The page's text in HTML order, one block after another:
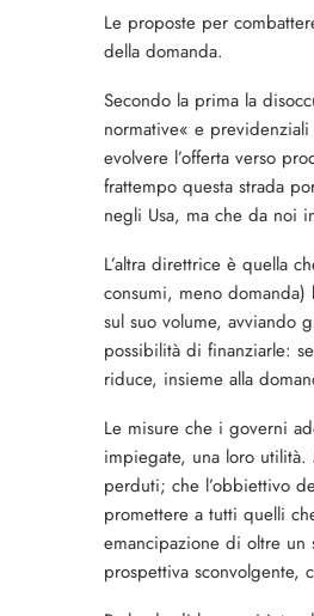
Le proposte per
della domanda.
Secondo la prima la
normative« e
evolvere l’offerta verso
frattempo questa strada
negli Usa, ma che da noi
L’altra direttrice è quella
consumi, meno
sul suo vo­lume, avviando
possibilità di finanziarle:
riduce, insieme alla
Le misure che i governi
impiegate, una loro
perdu­ti; che l’obbiettivo
promettere a tutti quelli
emancipazione di oltre un
prospettiva sconvolgente,